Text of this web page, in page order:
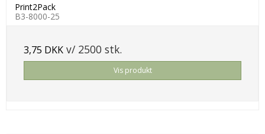
Print2Pack
B3-8000-25
3,75 DKK v/ 2500 stk.
Vis produkt